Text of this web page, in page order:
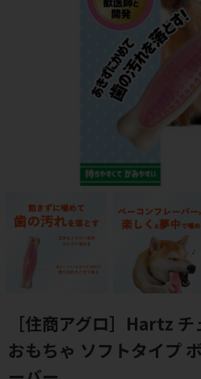
［住商アグロ］Hartz
おもちゃ ソフトタイプ